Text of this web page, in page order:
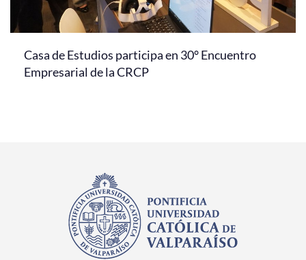
Casa de Estudios participa en 30° Encuentro
Empresarial de la CRCP